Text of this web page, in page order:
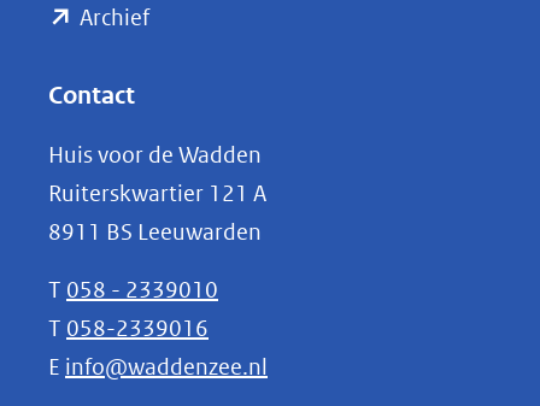
Archief(opent
(verwijst
naar
een
andere
website)
Contact
Huis voor de Wadden
Ruiterskwartier 121 A
8911 BS Leeuwarden
T 058 - 2339010
T 058-2339016
E info@waddenzee.nl